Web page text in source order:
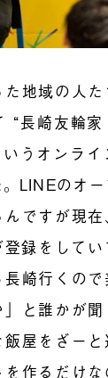
た地域の人
“長崎友輪
うオンラ
LINEのオ
ですが現在
録をしてい
崎行くの
と誰かが
屋をざーと
作るだけ